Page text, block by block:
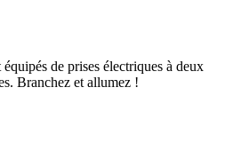
de prises électriques à deux
Branchez et allumez !